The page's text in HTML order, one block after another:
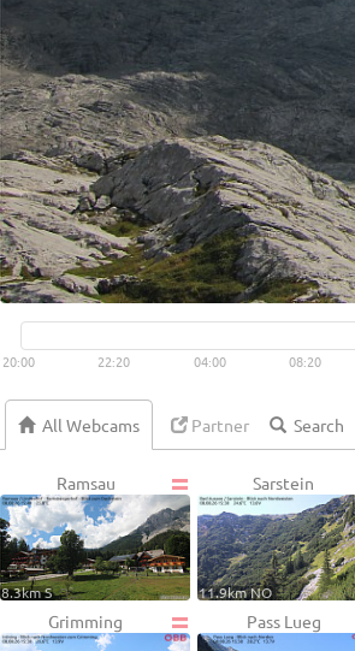
20:00 22:20 04:00 08:20
All Webcams Partner
Ramsau
8.3km S
Sarstein
11.9km NO
Grimming Pass Lueg